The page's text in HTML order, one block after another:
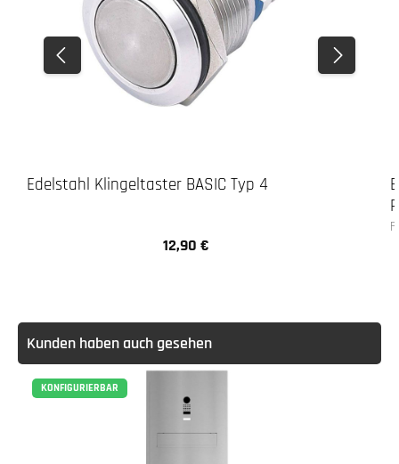
Edelstahl Klingeltaster BASIC Typ 4
Regulärer Preis:
12,90 €
Kunden haben auch gesehen
KONFIGURIERBAR